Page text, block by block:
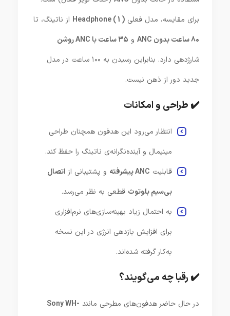
برای مقایسه، مدل فعلی Headphone (1) از ناتینگ، تا
۸۰ ساعت بدون ANC
و ۳۵ ساعت با ANC روشن
شارژدهی دارد. بنابراین رسیدن به ۱۰۰ ساعت در مدل
جدید دور از ذهن نیست.
✔️ طراحی و امکانات
انتظار می‌رود این هدفون همچنان طراحی
مینیمال و آینده‌نگرانه‌ی ناتینگ را حفظ کند.
قابلیت ANC پیشرفته و پشتیبانی از اتصال
بی‌سیم بلوتوث قطعی به نظر می‌رسد.
به احتمال زیاد بهینه‌سازی‌های نرم‌افزاری
برای افزایش بازدهی انرژی در این نسخه
به‌کار گرفته شده‌اند.
✔️ رقبا چه می‌گویند؟
در حال حاضر هدفون‌های مطرحی مانند Sony WH-